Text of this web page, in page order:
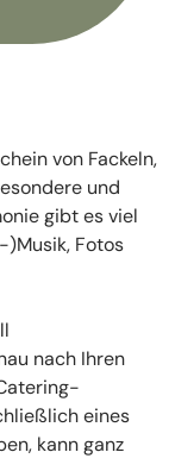
von Fackeln,
und
gibt es viel
Fotos
nach Ihren
eines
kann ganz